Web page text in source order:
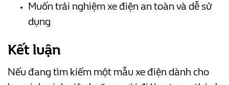
Muốn trải nghiệm xe điện an toàn và dễ sử
dụng
Kết luận
Nếu đang tìm kiếm một mẫu xe điện dành cho